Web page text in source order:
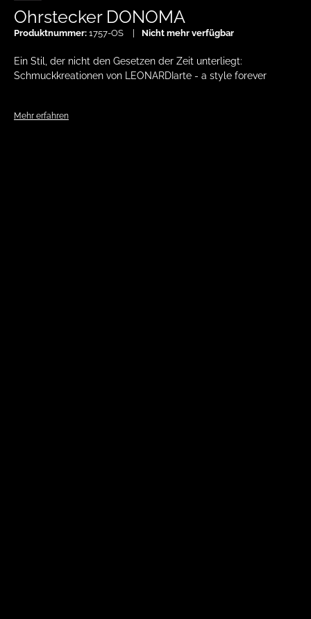
Ein Stil, der nicht den Gesetzen der Zeit unterliegt:
Schmuckkreationen von LEONARDIarte - a style forever
Mehr erfahren
Ohrstecker DONOMA
Produktnummer: 1757-OS Nicht mehr verfügbar